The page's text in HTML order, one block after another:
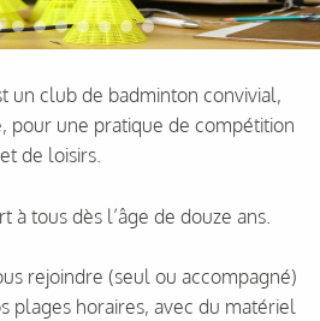
un club de badminton convivial,
pour une pratique de compétition
et de loisirs.
tous dès l’âge de douze ans.
rejoindre (seul ou accompagné)
plages horaires, avec du matériel